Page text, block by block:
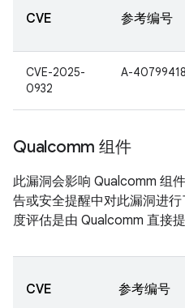
CVE 参考编号
CVE-2025-
0932
A-
Qualcomm 组件
此漏洞会影响 Qualcomm 组
告或安全提醒中对此漏洞进
度评估是由 Qualcomm 直接提
CVE 参考编号